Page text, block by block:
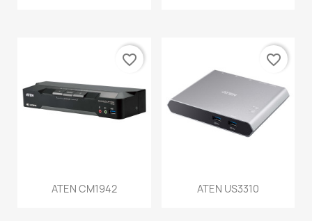
ATEN CM1942
favorite_border
ATEN US3310
favorite_border